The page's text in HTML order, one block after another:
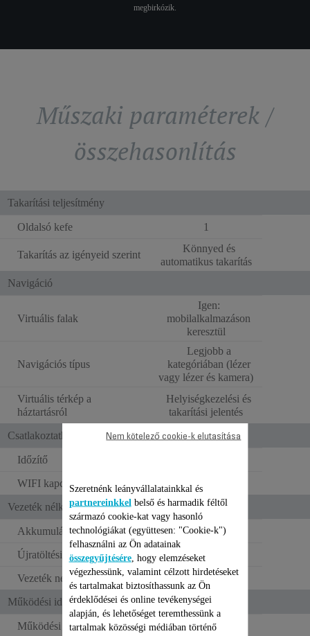
megbirkózik.
Műszaki paraméterek /
összehasonlítás
Takarítási teljesítmény
Oldalsó kefe 1
Takarítás az igényeid szerint
Könnyed és
automatikus takarítás
Navigáció
Virtuális falak
Igen:
mobilalkalmazáson
keresztül
Navigációs típus
Legjobb a
kategóriában (lézer
vagy lézer és kamera)
Virtuális térkép a
háztartásról
Helyiségkezelési és
takarítási jelentés
Csatlakoztathatóság
Időzítő
WIFI kapcsolat
Vezeték nélküli működés
Akkumulátor típusa
Lítium-ion
Újratöltési idő
3 óra
Vezeték nélküli működés
120 perc
Működési idő
Működési idő (min. pozíció) 120
Szeretnénk leányvállalatainkkal és
partnereinkkel belső és harmadik féltől
származó cookie-kat vagy hasonló
technológiákat (együttesen: "Cookie-k")
felhasználni az Ön adatainak
összegyűjtésére, hogy elemzéseket
végezhessünk, valamint célzott hirdetéseket
és tartalmakat biztosíthassunk az Ön
érdeklődései és online tevékenységei
alapján, és lehetőséget teremthessünk a
tartalmak közösségi médiában történő
Nem kötelező cookie-k elutasítása